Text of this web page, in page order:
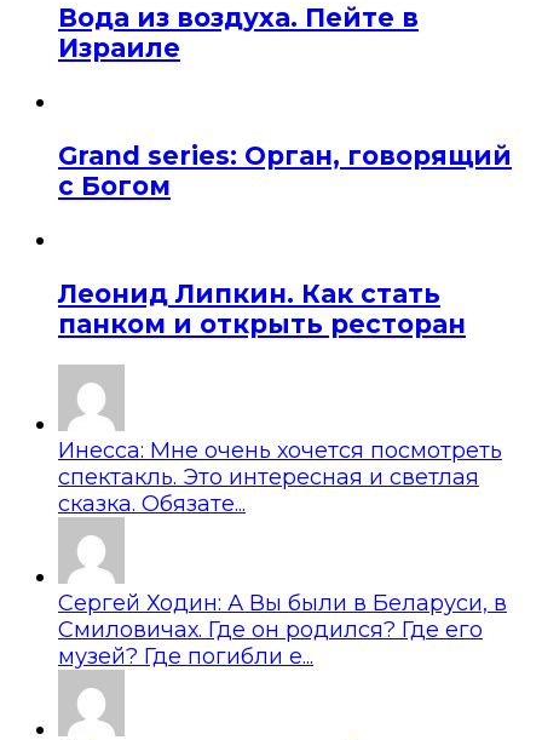
Вода из воздуха. Пейте в
Израиле
Grand series: Орган, говорящий
с Богом
Леонид Липкин. Как стать
панком и открыть ресторан
Инесса: Мне очень хочется посмотреть
спектакль. Это интересная и светлая
сказка. Обязате...
Сергей Ходин: А Вы были в Беларуси, в
Смиловичах. Где он родился? Где его
музей? Где погибли е...